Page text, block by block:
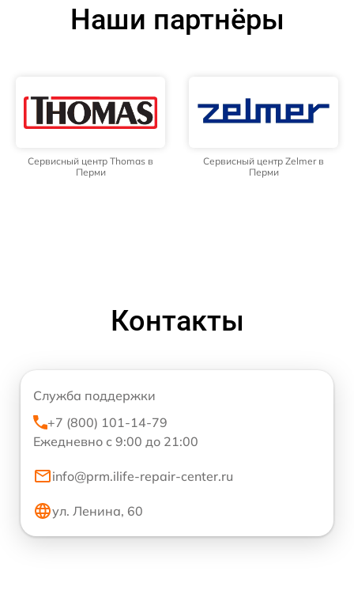
Наши партнёры
Сервисный центр Thomas в
Перми
Сервисный центр Zelmer в
Перми
Контакты
Служба поддержки
+7 (800) 101-14-79
Ежедневно с 9:00 до 21:00
info@prm.ilife-repair-center.ru
ул. Ленина, 60